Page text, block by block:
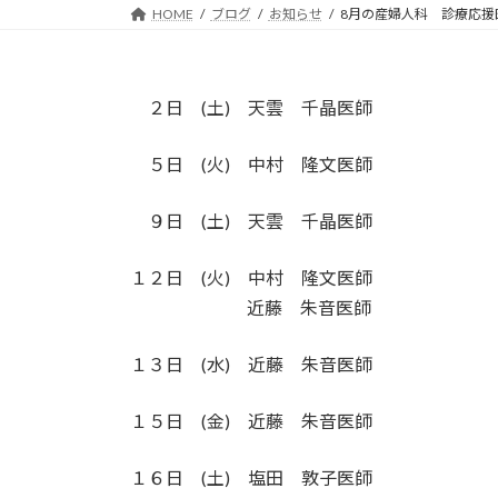
HOME ブログ お知らせ 8月の産婦人科 診療応援
２日 (土) 天雲 千晶医師
５日 (火) 中村 隆文医師
９日 (土) 天雲 千晶医師
１２日 (火) 中村 隆文医師
近藤 朱音医師
１３日 (水) 近藤 朱音医師
１５日 (金) 近藤 朱音医師
１６日 (土) 塩田 敦子医師